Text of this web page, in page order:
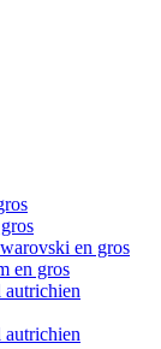
en gros
en gros
autrichien
autrichien